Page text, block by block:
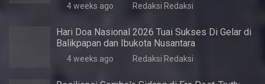
4 weeks ago Redaksi Redaksi
Hari Doa Nasional 2026 Tuai Sukses Di Gelar di
Balikpapan dan Ibukota Nusantara
4 weeks ago Redaksi Redaksi